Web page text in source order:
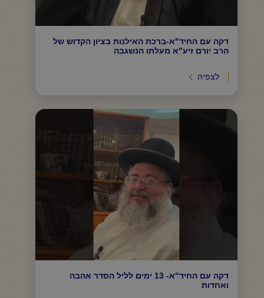
דקה עם החיד"א-ברכת האילנות בציון הקדוש של
הרב יורם זיע"א מעלתו הנשגבה
לצפיה
דקה עם החיד"א- 13 ימים לליל הסדר אהבה
ואחדות